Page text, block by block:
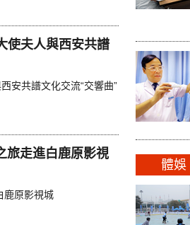
使夫人與西安共譜
安共譜文化交流“交響曲”
旅走進白鹿原影視
鹿原影視城
體娛